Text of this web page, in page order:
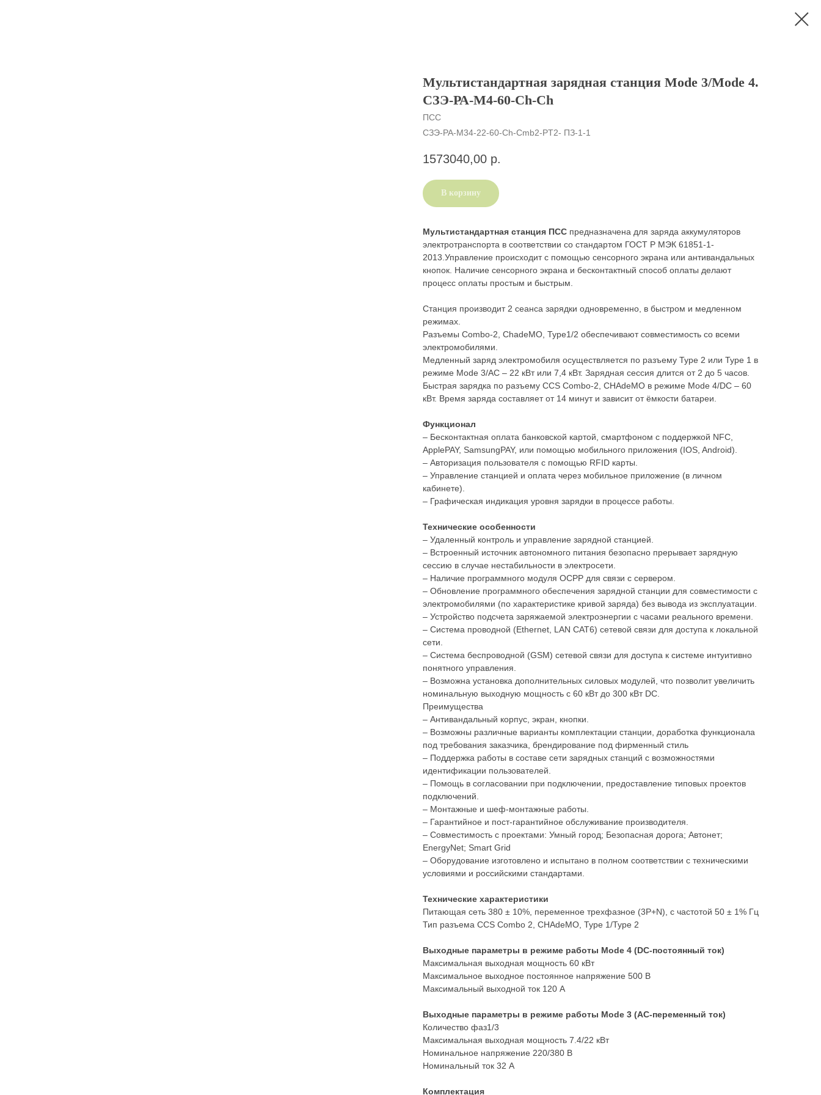
Мультистандартная зарядная станция Mode 3/Mode 4.
СЗЭ-РА-M4-60-Ch-Ch
ПСС
СЗЭ-РА-M34-22-60-Ch-Cmb2-РT2- ПЗ-1-1
1573040,00 р.
В корзину
Мультистандартная станция ПСС предназначена для заряда аккумуляторов
электротранспорта в соответствии со стандартом ГОСТ Р МЭК 61851-1-
2013.Управление происходит с помощью сенсорного экрана или антивандальных
кнопок. Наличие сенсорного экрана и бесконтактный способ оплаты делают
процесс оплаты простым и быстрым.
Станция производит 2 сеанса зарядки одновременно, в быстром и медленном
режимах.
Разъемы Combo-2, ChadeMO, Type1/2 обеспечивают совместимость со всеми
электромобилями.
Медленный заряд электромобиля осуществляется по разъему Type 2 или Type 1 в
режиме Mode 3/AC – 22 кВт или 7,4 кВт. Зарядная сессия длится от 2 до 5 часов.
Быстрая зарядка по разъему CCS Combo-2, CHAdeMO в режиме Mode 4/DC – 60
кВт. Время заряда составляет от 14 минут и зависит от ёмкости батареи.
Функционал
– Бесконтактная оплата банковской картой, смартфоном с поддержкой NFC,
ApplePAY, SamsungPAY, или помощью мобильного приложения (IOS, Android).
– Авторизация пользователя с помощью RFID карты.
– Управление станцией и оплата через мобильное приложение (в личном
кабинете).
– Графическая индикация уровня зарядки в процессе работы.
Технические особенности
– Удаленный контроль и управление зарядной станцией.
– Встроенный источник автономного питания безопасно прерывает зарядную
сессию в случае нестабильности в электросети.
– Наличие программного модуля OCPP для связи с сервером.
– Обновление программного обеспечения зарядной станции для совместимости с
электромобилями (по характеристике кривой заряда) без вывода из эксплуатации.
– Устройство подсчета заряжаемой электроэнергии с часами реального времени.
– Система проводной (Ethernet, LAN CAT6) сетевой связи для доступа к локальной
сети.
– Система беспроводной (GSM) сетевой связи для доступа к системе интуитивно
понятного управления.
– Возможна установка дополнительных силовых модулей, что позволит увеличить
номинальную выходную мощность с 60 кВт до 300 кВт DC.
Преимущества
– Антивандальный корпус, экран, кнопки.
– Возможны различные варианты комплектации станции, доработка функционала
под требования заказчика, брендирование под фирменный стиль
– Поддержка работы в составе сети зарядных станций с возможностями
идентификации пользователей.
– Помощь в согласовании при подключении, предоставление типовых проектов
подключений.
– Монтажные и шеф-монтажные работы.
– Гарантийное и пост-гарантийное обслуживание производителя.
– Совместимость с проектами: Умный город; Безопасная дорога; Автонет;
EnergyNet; Smart Grid
– Оборудование изготовлено и испытано в полном соответствии с техническими
условиями и российскими стандартами.
Технические характеристики
Питающая сеть 380 ± 10%, переменное трехфазное (3P+N), с частотой 50 ± 1% Гц
Тип разъема CCS Combo 2, CHAdeMO, Type 1/Type 2
Выходные параметры в режиме работы Mode 4 (DC-постоянный ток)
Максимальная выходная мощность 60 кВт
Максимальное выходное постоянное напряжение 500 В
Максимальный выходной ток 120 А
Выходные параметры в режиме работы Mode 3 (AC-переменный ток)
Количество фаз1/3
Максимальная выходная мощность 7.4/22 кВт
Номинальное напряжение 220/380 В
Номинальный ток 32 А
Комплектация